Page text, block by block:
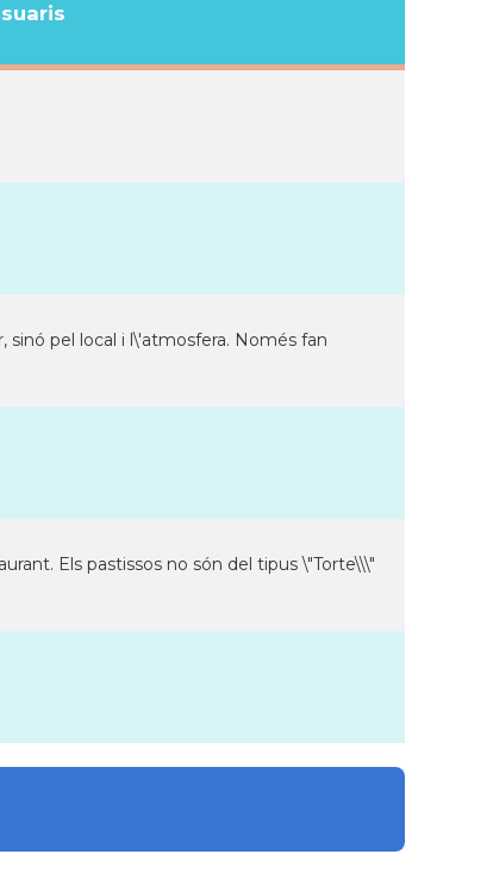
sinó pel local i l\'atmosfera. Només fan
Els pastissos no són del tipus \"Torte\\\"